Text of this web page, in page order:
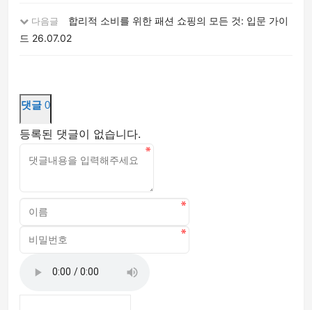
다음글
합리적 소비를 위한 패션 쇼핑의 모든 것: 입문 가이
드 26.07.02
댓글 0
등록된 댓글이 없습니다.